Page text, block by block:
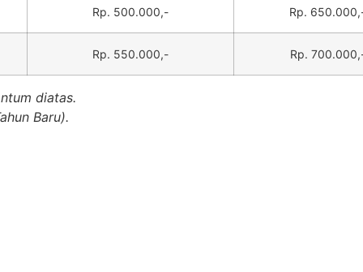
Rp. 500.000,- Rp.
Rp. 550.000,- Rp.
diatas.
Baru).